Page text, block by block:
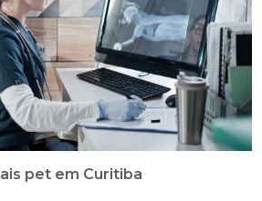
pet em Curitiba